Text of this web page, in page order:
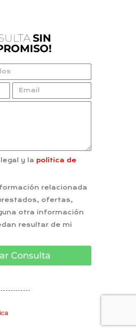
SIN
y la política de
relacionada
ofertas,
otra información
resultar de mi
Consulta